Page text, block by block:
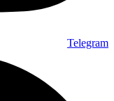
Telegram